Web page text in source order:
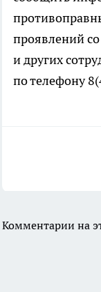
проявлений
и других
по телефону
Комментарии на